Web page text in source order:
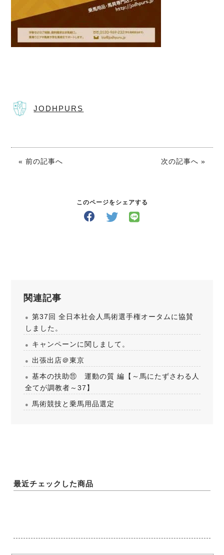
JODHPURS
« 前の記事へ 次の記事へ »
このページをシェアする
関連記事
第37回 全日本社会人馬術選手権オータムに協賛
しました。
キャンペーンに関しまして。
出張出店＠東京
基本の扶助⑪ 運動の質 編【～馬にたずさわる人
全てが調教者～37】
馬術競技と乗馬用品選定
最近チェックした商品